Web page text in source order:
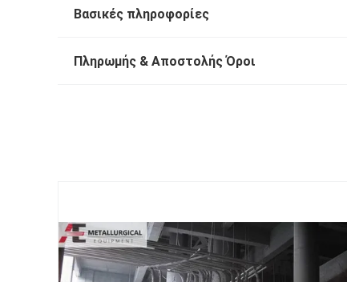
Βασικές πληροφορίες
Πληρωμής & Αποστολής Όροι